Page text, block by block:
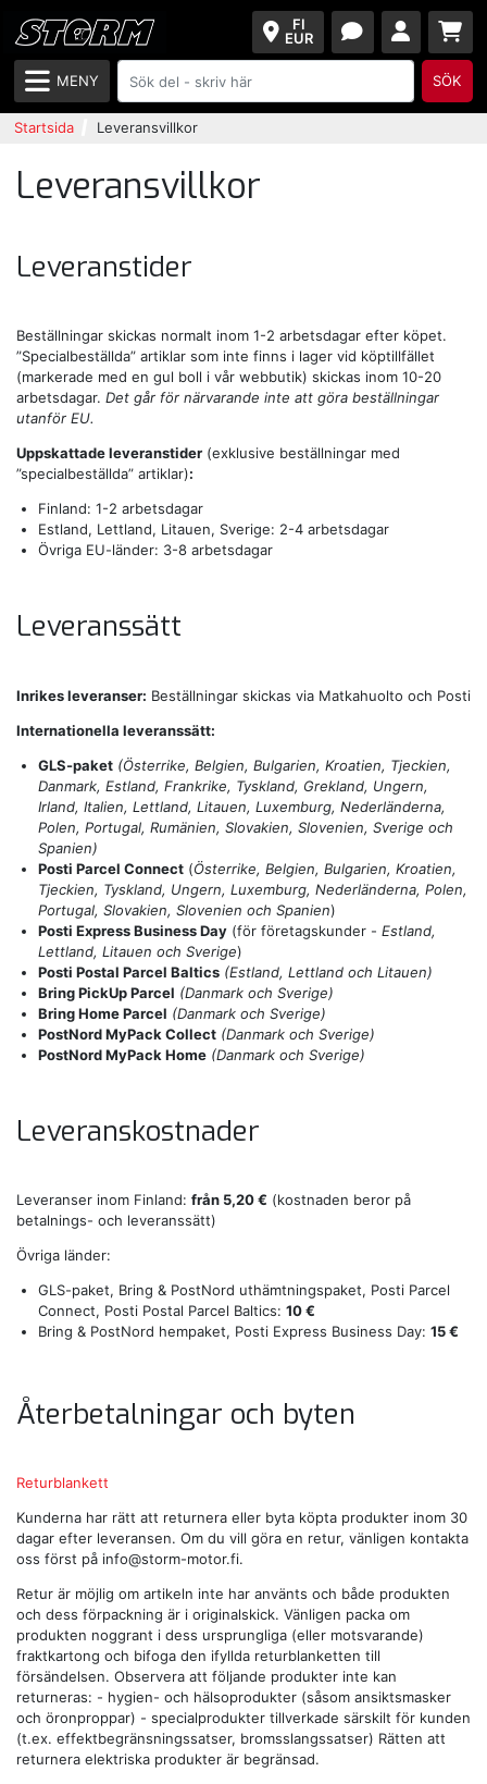
FI
EUR
MENY SÖK
Startsida Leveransvillkor
Leveransvillkor
Leveranstider
Beställningar skickas normalt inom 1-2 arbetsdagar efter köpet.
”Specialbeställda” artiklar som inte finns i lager vid köptillfället
(markerade med en gul boll i vår webbutik) skickas inom 10-20
arbetsdagar. Det går för närvarande inte att göra beställningar
utanför EU.
Uppskattade leveranstider (exklusive beställningar med
”specialbeställda” artiklar):
Finland: 1-2 arbetsdagar
Estland, Lettland, Litauen, Sverige: 2-4 arbetsdagar
Övriga EU-länder: 3-8 arbetsdagar
Leveranssätt
Inrikes leveranser: Beställningar skickas via Matkahuolto och Posti
Internationella leveranssätt:
GLS-paket (Österrike, Belgien, Bulgarien, Kroatien, Tjeckien,
Danmark, Estland, Frankrike, Tyskland, Grekland, Ungern,
Irland, Italien, Lettland, Litauen, Luxemburg, Nederländerna,
Polen, Portugal, Rumänien, Slovakien, Slovenien, Sverige och
Spanien)
Posti Parcel Connect(Österrike, Belgien, Bulgarien, Kroatien,
Tjeckien, Tyskland, Ungern, Luxemburg, Nederländerna, Polen,
Portugal, Slovakien, Slovenien och Spanien)
Posti Express Business Day(för företagskunder - Estland,
Lettland, Litauen och Sverige)
Posti Postal Parcel Baltics (Estland, Lettland och Litauen)
Bring PickUp Parcel (Danmark och Sverige)
Bring Home Parcel (Danmark och Sverige)
PostNord MyPack Collect (Danmark och Sverige)
PostNord MyPack Home (Danmark och Sverige)
Leveranskostnader
Leveranser inom Finland: från 5,20 € (kostnaden beror på
betalnings- och leveranssätt)
Övriga länder:
GLS-paket, Bring & PostNord uthämtningspaket, Posti Parcel
Connect, Posti Postal Parcel Baltics: 10 €
Bring & PostNord hempaket, Posti Express Business Day: 15 €
Återbetalningar och byten
Returblankett
Kunderna har rätt att returnera eller byta köpta produkter inom 30
dagar efter leveransen. Om du vill göra en retur, vänligen kontakta
oss först på info@storm-motor.fi.
Retur är möjlig om artikeln inte har använts och både produkten
och dess förpackning är i originalskick. Vänligen packa om
produkten noggrant i dess ursprungliga (eller motsvarande)
fraktkartong och bifoga den ifyllda returblanketten till
försändelsen. Observera att följande produkter inte kan
returneras: - hygien- och hälsoprodukter (såsom ansiktsmasker
och öronproppar) - specialprodukter tillverkade särskilt för kunden
(t.ex. effektbegränsningssatser, bromsslangssatser) Rätten att
returnera elektriska produkter är begränsad.